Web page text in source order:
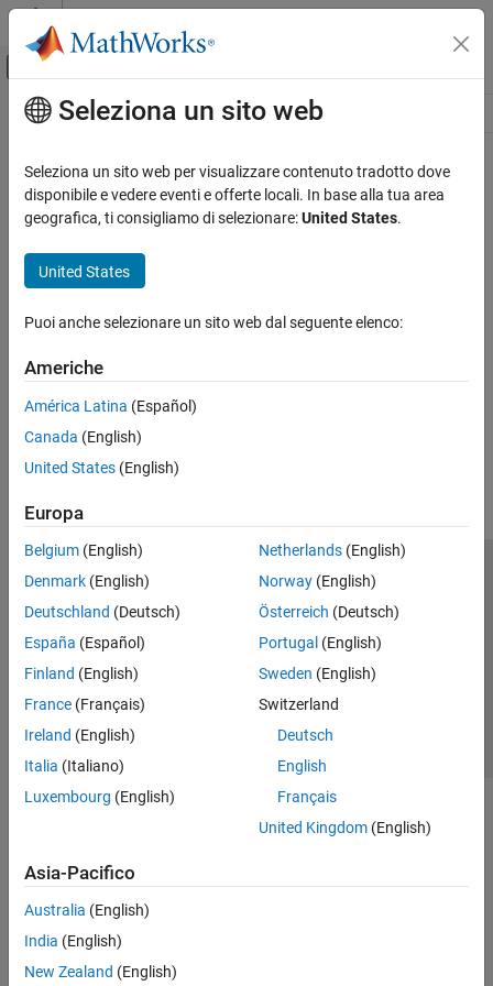
Vai al contenuto
Attiva/disattiva menu di navigazione
Risorsa
Stato
Contenuto principale
Seleziona un sito web
Seleziona un sito web per visualizzare contenuto tradotto dove
disponibile e vedere eventi e offerte locali. In base alla tua area
geografica, ti consigliamo di selezionare:United States.
United States
Puoi anche selezionare un sito web dal seguente elenco:
Americhe
América Latina (Español)
Canada (English)
United States (English)
Europa
Belgium (English)
Denmark (English)
Deutschland (Deutsch)
España (Español)
Finland (English)
France (Français)
Ireland (English)
Italia (Italiano)
Luxembourg (English)
Netherlands(English)
Norway(English)
Österreich (Deutsch)
Portugal (English)
Sweden (English)
Switzerland
Deutsch
English
Français
United Kingdom(English)
Asia-Pacifico
Australia (English)
India (English)
New Zealand (English)
Centro di fiducia
Informativa sulla privacy
Antipirateria
Stato dell'applicazione
Contatti
© 1994-2026 The MathWorks, Inc.